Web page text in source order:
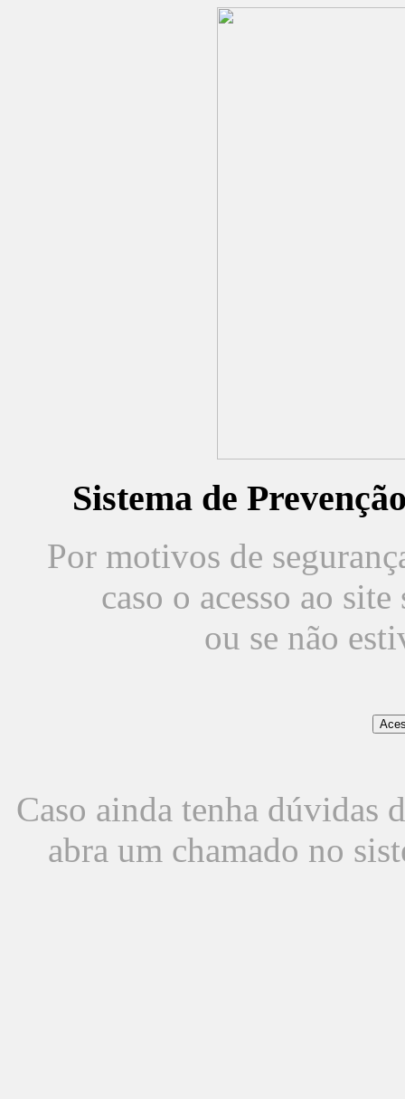
Sistema de
Por motivos de
caso o acesso ao
ou se não
Caso ainda tenha dúvidas
abra um chamado no